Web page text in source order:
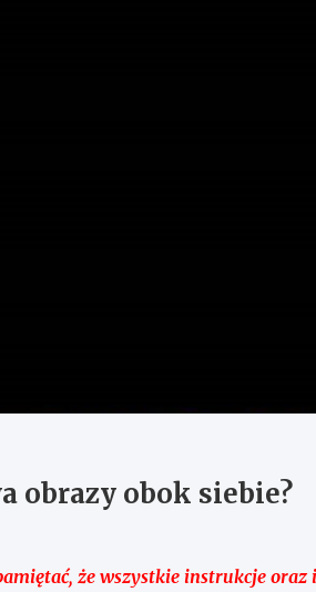
obrazy obok siebie?
że wszystkie instrukcje